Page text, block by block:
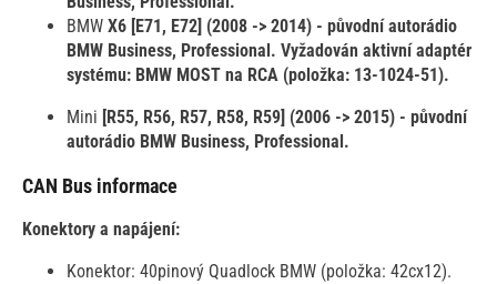
BMW X6 [E71, E72] (2008 -> 2014) - původní autorádio
BMW Business, Professional. Vyžadován aktivní adaptér
systému: BMW MOST na RCA (položka: 13-1024-51).
Mini [R55, R56, R57, R58, R59] (2006 -> 2015) - původní
autorádio BMW Business, Professional.
CAN Bus informace
Konektory a napájení:
Konektor: 40pinový Quadlock BMW (položka: 42cx12).